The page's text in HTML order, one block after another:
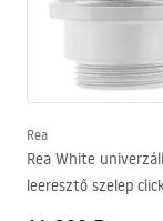
Szélesség
Magasság
Mélység
Forma
Csaptelep szerelési
Rea
Rea White
leeresztő szelep